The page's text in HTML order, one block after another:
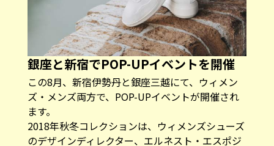
銀座と新宿でPOP-UPイベントを開催
この8月、新宿伊勢丹と銀座三越にて、ウィメン
ズ・メンズ両方で、POP-UPイベントが開催され
ます。
2018年秋冬コレクションは、ウィメンズシューズ
のデザインディレクター、エルネスト・エスポジ